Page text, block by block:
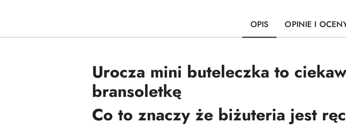
OPIS OPINIE I
Urocza mini buteleczka to
bransoletkę
Co to znaczy że biżuteria jest